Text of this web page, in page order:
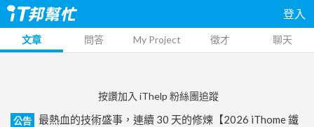
登入
文章 問答 My Project 徵才 聊天
按讚加入 iThelp 粉絲團追蹤
公告
最熱血的技術盛事，連續 30 天的修煉【2026 iThome 鐵